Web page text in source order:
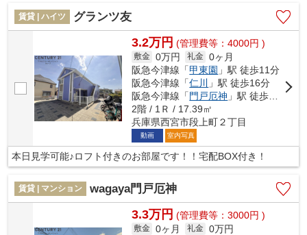
賃貸 | ハイツ グランツ友
3.2万円 (管理費等：4000円 )
敷金 0万円 礼金 0ヶ月
阪急今津線「甲東園 」駅 徒歩11分
阪急今津線「仁川
」駅 徒歩16分
阪急今津線「 門戸厄神 」駅 徒歩21分
2階 / 1Ｒ / 17.39㎡
兵庫県西宮市段上町２丁目
動画 室内写真
本日見学可能♪ロフト付きのお部屋です！！宅配BOX付き！
賃貸 | マンション wagaya門戸厄神
3.3万円 (管理費等：3000円 )
敷金 0ヶ月 礼金 0万円